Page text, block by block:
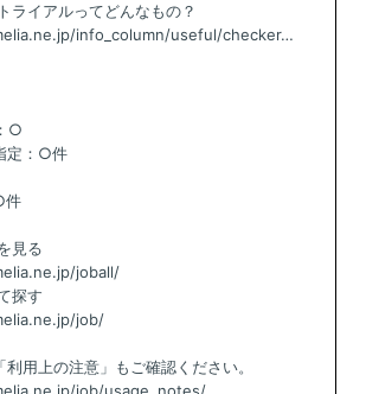
ライアルってどんなもの？
info_column/useful/checker…
○
定：○件
件
見る
joball/
探す
job/
用上の注意」もご確認ください。